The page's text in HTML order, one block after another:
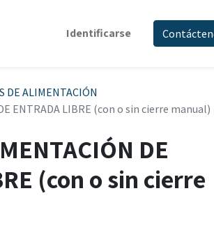
Identificarse
DE ALIMENTACIÓN
ENTRADA LIBRE (con o sin cierre manual)
DE
(con o sin cierre